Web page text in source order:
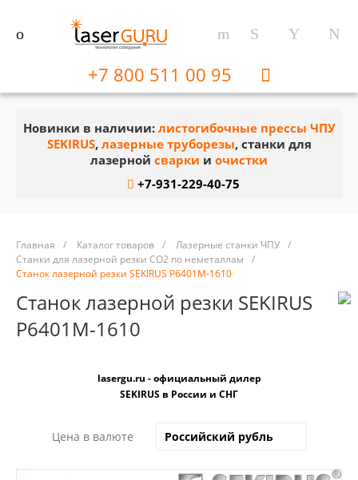
+7 800 511 00 95
Новинки в наличии: листогибочные прессы ЧПУ
SEKIRUS, лазерные труборезы, станки для
лазерной сварки и очистки
+7-931-229-40-75
Главная / Каталог товаров / Лазерные станки ЧПУ /
Станки для лазерной резки CO2 по неметаллам
/
Станок лазерной резки SEKIRUS P6401M-1610
Станок лазерной резки SEKIRUS
P6401M-1610
Цена в валюте
lasergu.ru - официальный дилер
SEKIRUS в России и СНГ